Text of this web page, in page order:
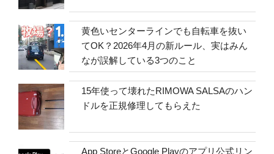
黄色いセンターラインでも自転車を抜い
てOK？2026年4月の新ルール、実はみん
なが誤解している3つのこと
15年使って壊れたRIMOWA SALSAのハン
ドルを正規修理してもらえた
App StoreとGoogle Playのアプリ公式リン